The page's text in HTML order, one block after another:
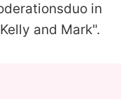
in
Kelly and Mark".